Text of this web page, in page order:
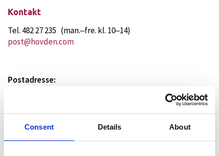
Consent Details About
Kontakt
Tel. 482 27 235 (man.–fre. kl. 10–14)
post@hovden.com
Postadresse: